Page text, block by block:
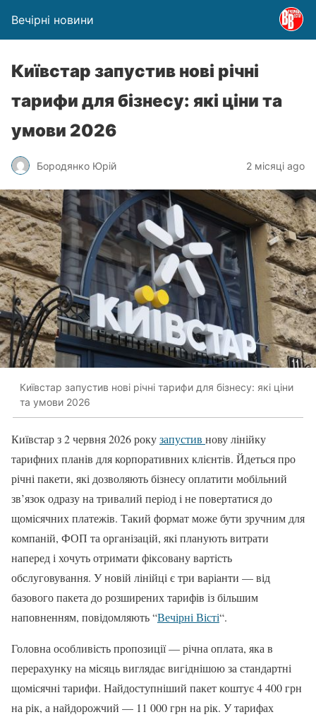
Вечірні новини
Київстар запустив нові річні
тарифи для бізнесу: які ціни та
умови 2026
Бородянко Юрій 2 місяці ago
Київстар запустив нові річні тарифи для бізнесу: які ціни
та умови 2026
Київстар з 2 червня 2026 рокузапустив нову лінійку
тарифних планів для корпоративних клієнтів. Йдеться про
річні пакети, які дозволяють бізнесу оплатити мобільний
зв’язок одразу на тривалий період і не повертатися до
щомісячних платежів. Такий формат може бути зручним для
компаній, ФОП та організацій, які планують витрати
наперед і хочуть отримати фіксовану вартість
обслуговування. У новій лінійці є три варіанти — від
базового пакета до розширених тарифів із більшим
наповненням, повідомляють “Вечірні Вісті“.
Головна особливість пропозиції — річна оплата, яка в
перерахунку на місяць виглядає вигіднішою за стандартні
щомісячні тарифи. Найдоступніший пакет коштує 4 400 грн
на рік, а найдорожчий — 11 000 грн на рік. У тарифах